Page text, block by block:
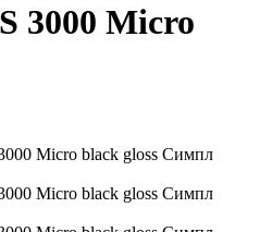
3000 Micro